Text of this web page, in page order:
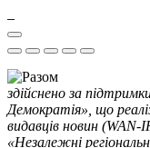
здійснено за
Демократія», що
видавців новин (WAN-
«Незалежні